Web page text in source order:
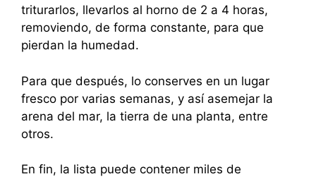
triturarlos, llevarlos al horno de 2 a 4 horas,
removiendo, de forma constante, para que
pierdan la humedad.
Para que después, lo conserves en un lugar
fresco por varias semanas, y así asemejar la
arena del mar, la tierra de una planta, entre
otros.
En fin, la lista puede contener miles de